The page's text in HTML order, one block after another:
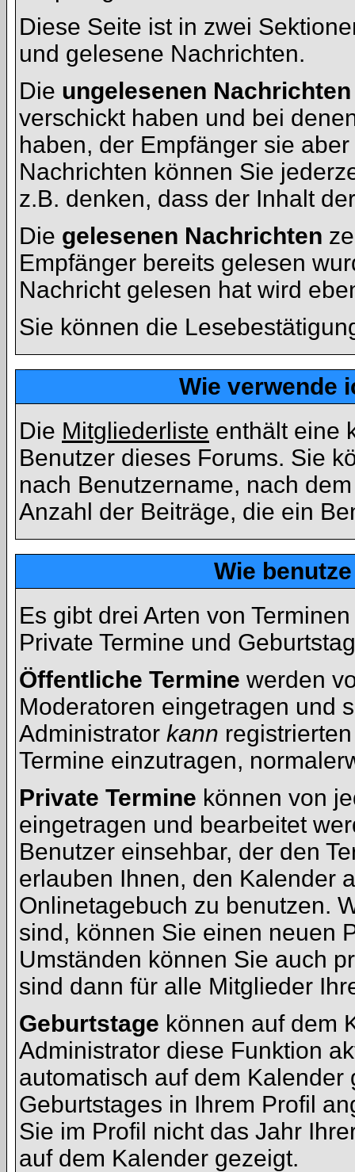
Diese Seite ist in zwei
und gelesene Nachrichten.
Die ungelesenen Nachrichten
verschickt haben und bei
haben, der Empfänger sie
Nachrichten können Sie
z.B. denken, dass der Inhalt
Die gelesenen Nachrichten
Empfänger bereits gelesen
Nachricht gelesen hat wird
Sie können die
Wie verwende
Die Mitgliederliste enthält eine
Benutzer dieses Forums. Sie
nach Benutzername, nach
Anzahl der Beiträge, die ein
Wie
Es gibt drei Arten von
Private Termine und
Öffentliche Termine werden
Moderatoren eingetragen und
Administrator kann
Termine einzutragen,
Private Termine können von
eingetragen und bearbeitet
Benutzer einsehbar, der den
erlauben Ihnen, den Kalender
Onlinetagebuch zu benutzen.
sind, können Sie einen neuen
Umständen können Sie auch
sind dann für alle Mitglieder
Geburtstage können auf dem
Administrator diese Funktion
automatisch auf dem
Geburtstages in Ihrem Profil
Sie im Profil nicht das Jahr
auf dem Kalender gezeigt.